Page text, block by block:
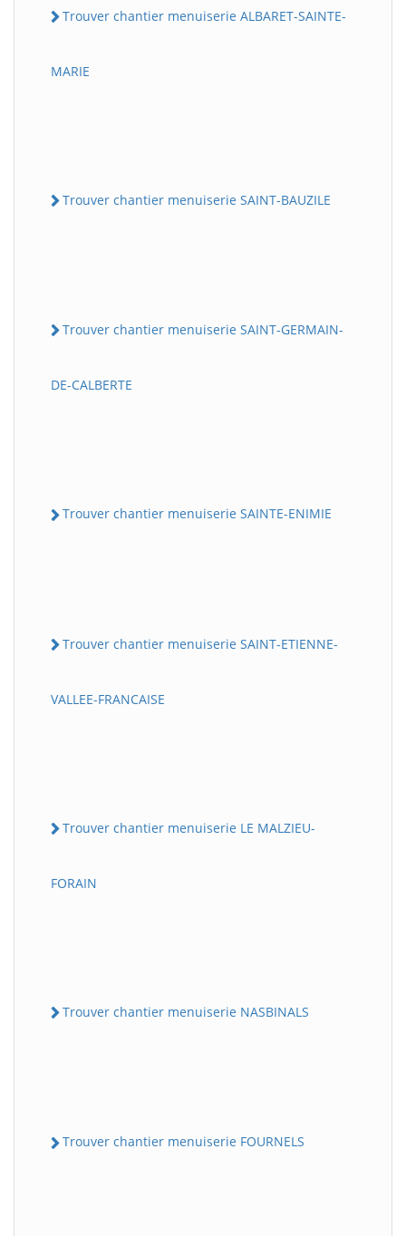
Trouver chantier menuiserie ALBARET-SAINTE-
MARIE
Trouver chantier menuiserie SAINT-BAUZILE
Trouver chantier menuiserie SAINT-GERMAIN-
DE-CALBERTE
Trouver chantier menuiserie SAINTE-ENIMIE
Trouver chantier menuiserie SAINT-ETIENNE-
VALLEE-FRANCAISE
Trouver chantier menuiserie LE MALZIEU-
FORAIN
Trouver chantier menuiserie NASBINALS
Trouver chantier menuiserie FOURNELS